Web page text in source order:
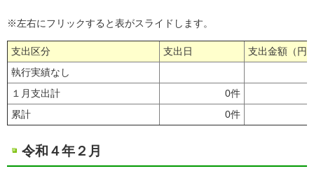
※左右にフリックすると表がスライドします。
支出区分 支出日
支出金額（円
執行実績なし
１月支出計
0件
累計
0件
令和４年２月